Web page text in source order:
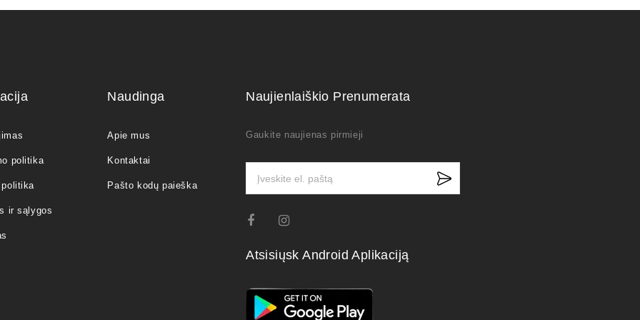
politika
ir sąlygos
Naudinga
Apie mus
Kontaktai
Pašto kodų paieška
Naujienlaiškio Prenumerata
Gaukite naujienas pirmieji
Atsisiųsk Android Aplikaciją